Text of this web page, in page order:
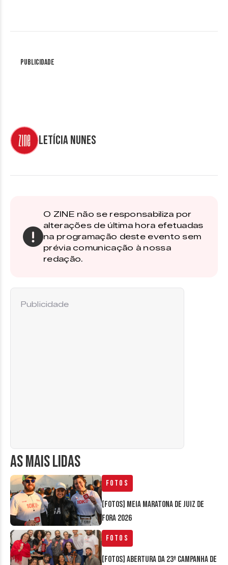
Publicidade
Letícia Nunes
O ZINE não se responsabiliza por
alterações de última hora efetuadas
na programação deste evento sem
prévia comunicação à nossa
redação.
AS MAIS LIDAS
Fotos
[FOTOS] Meia Maratona de Juiz de
Fora 2026
Fotos
[FOTOS] Abertura da 23ª Campanha de
Publicidade